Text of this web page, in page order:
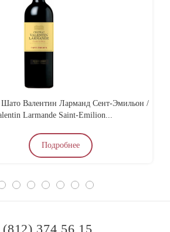
Шато Валентин Ларманд Сент-Эмильон /
Larmande Saint-Emilion...
Подробнее
(812) 374 56 15